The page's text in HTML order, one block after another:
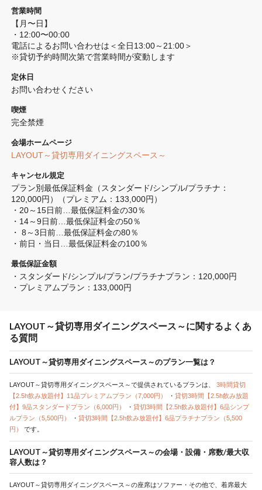
営業時間
【月〜日】
・12:00〜00:00
電話によるお問い合わせは＜全日13:00～21:00＞
※貸切予約時間次第で営業時間が変動します
定休日
お問い合わせください
喫煙
完全禁煙
会場ホームページ
LAYOUT～貸切専用ダイニングスペース～
キャンセル規定
プラン別最低保証料金（スタンダード/シンプル/プラチナ：
120,000円）（プレミアム：133,000円）
・20～15日前…最低保証料金の30％
・14～9日前…最低保証料金の50％
・ 8～3日前…最低保証料金の80％
・前日・当日…最低保証料金の100％
最低保証金額
・スタンダード/シンプル/プラン/プラチナプラン：120,000円
・プレミアムプラン：133,000円
LAYOUT～貸切専用ダイニングスペース～に関するよくあ
る質問
LAYOUT～貸切専用ダイニングスペース～のプラン一覧は？
LAYOUT～貸切専用ダイニングスペース～で提供されているプランは、 3時間貸切
【2.5h飲み放題付】11品プレミアムプラン（7,000円）
・ 貸切3時間【2.5h飲み放題
付】9品スタンダードプラン（6,000円）
・ 貸切3時間【2.5h飲み放題付】6品シンプ
ルプラン（5,500円）
・ 貸切3時間【2.5h飲み放題付】6品プラチナプラン（5,500
円） です。
LAYOUT～貸切専用ダイニングスペース～の会場・設備・席数/最大収
容人数は？
LAYOUT～貸切専用ダイニングスペース～の座席はソファー・その他で、着席最大